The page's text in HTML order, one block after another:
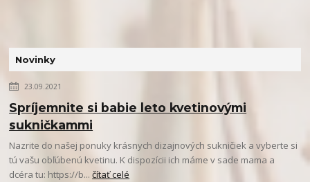
Novinky
23.09.2021
Spríjemnite si babie leto kvetinovými
sukničkammi
Nazrite do našej ponuky krásnych dizajnových sukničiek a vyberte si
tú vašu obľúbenú kvetinu. K dispozícii ich máme v sade mama a
dcéra tu: https://b...čítať celé